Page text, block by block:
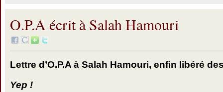
O.P.A écrit à Salah Hamouri
Lettre d’O.P.A à Salah Hamouri, enfin libéré
Yep !